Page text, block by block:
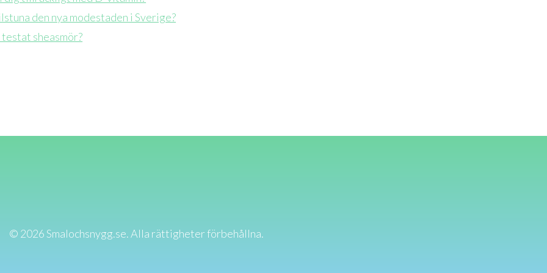
den nya modestaden i Sverige?
testat sheasmör?
© 2026 Smalochsnygg.se. Alla rättigheter förbehållna.